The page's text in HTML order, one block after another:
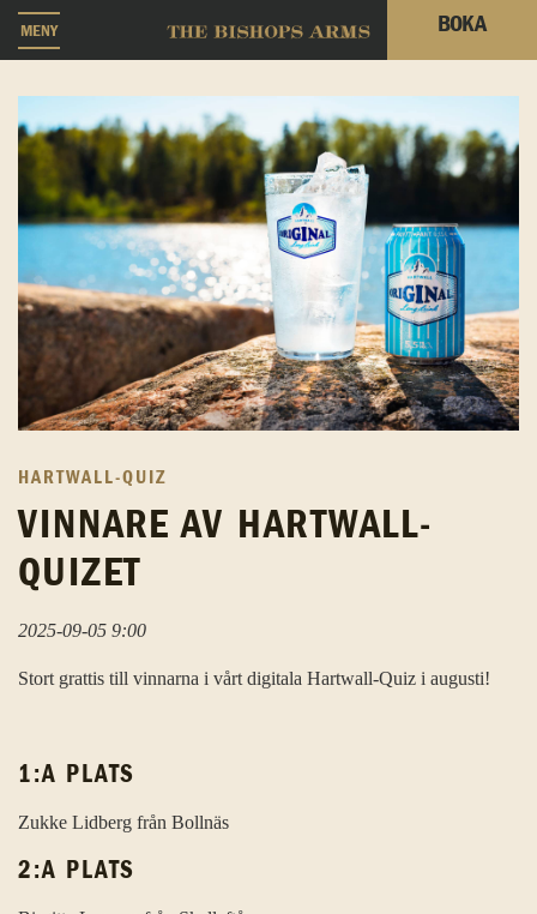
MENY BOKA
HARTWALL-QUIZ
VINNARE AV HARTWALL-
QUIZET
2025-09-05 9:00
Stort grattis till vinnarna i vårt digitala Hartwall-Quiz i augusti!
1:A PLATS
Zukke Lidberg från Bollnäs
2:A PLATS